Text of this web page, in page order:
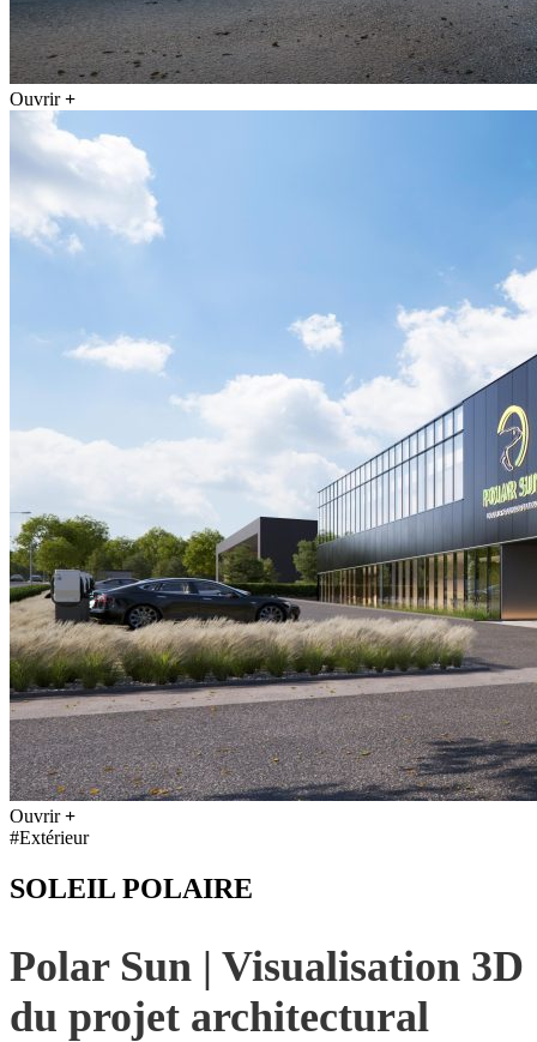
Ouvrir+
Ouvrir+
#Extérieur
SOLEIL POLAIRE
Polar Sun | Visualisation 3D
du projet architectural